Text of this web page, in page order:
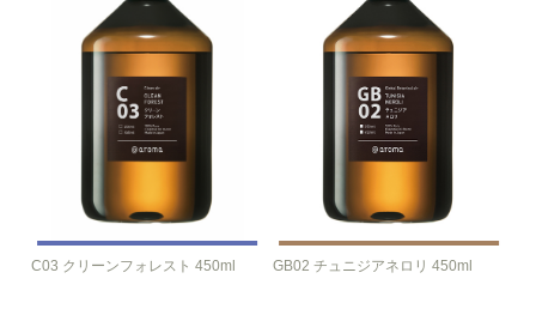
C03 クリーンフォレスト 450ml GB02 チュニジアネロリ 450ml